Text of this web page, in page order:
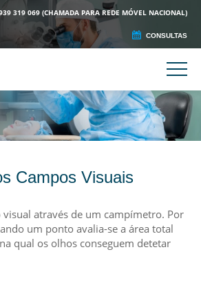
319 069 (CHAMADA PARA REDE MÓVEL NACIONAL)
CONSULTAS
Campos Visuais
através de um campímetro. Por
um ponto avalia-se a área total
qual os olhos conseguem detetar